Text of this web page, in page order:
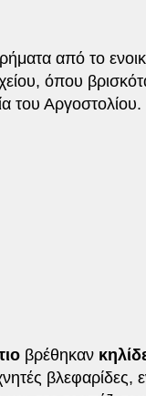
από το
όπου
του Αργοστολίου.
βρέθηκαν
βλεφαρίδες,